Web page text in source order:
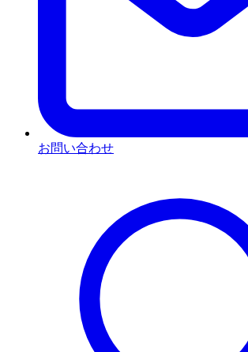
お問い合わせ